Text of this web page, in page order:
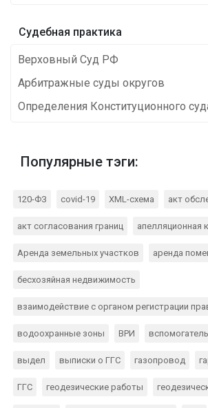
Cудебная практика
Верховный Суд РФ
Арбитражные суды округов
Определения Конституционного
Популярные тэги:
120-ФЗ covid-19 XML-схема акт
акт согласования границ апелляционная
Аренда земельных участков аренда
бесхозяйная недвижимость
взаимодействие с органом регистрации
водоохранные зоны ВРИ
выдел выписки о ГГС газопровод
ГГС геодезические работы